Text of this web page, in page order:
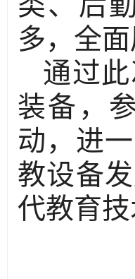
走进
智慧校
备展览
化及智
类、后
多，全
通过
装备，